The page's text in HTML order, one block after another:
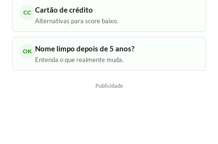
CC Cartão de crédito
Alternativas para score baixo.
OK Nome limpo depois de 5 anos?
Entenda o que realmente muda.
Publicidade